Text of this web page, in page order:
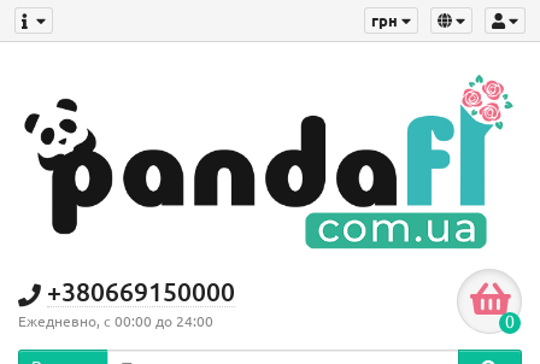
грн
+380669150000
Ежедневно, с 00:00 до 24:00 0